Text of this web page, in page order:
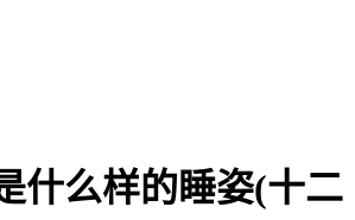
什么样的睡姿(十二